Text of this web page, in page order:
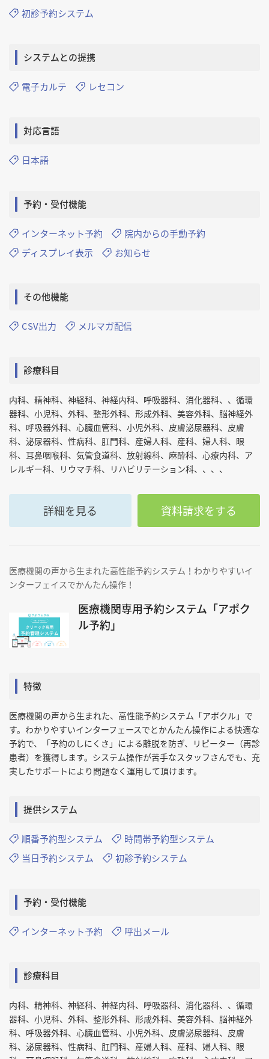
初診予約システム
システムとの提携
電子カルテ レセコン
対応言語
日本語
予約・受付機能
インターネット予約
院内からの手動予約
ディスプレイ表示
お知らせ
その他機能
CSV出力 メルマガ配信
診療科目
内科、精神科、神経科、神経内科、呼吸器科、消化器科、、循環
器科、小児科、外科、整形外科、形成外科、美容外科、脳神経外
科、呼吸器外科、心臓血管科、小児外科、皮膚泌尿器科、皮膚
科、泌尿器科、性病科、肛門科、産婦人科、産科、婦人科、眼
科、耳鼻咽喉科、気管食道科、放射線科、麻酔科、心療内科、ア
レルギー科、リウマチ科、リハビリテーション科、、、、
詳細を見る 資料請求をする
医療機関の声から生まれた高性能予約システム！わかりやすいイ
ンターフェイスでかんたん操作！
医療機関専用予約システム「アポク
ル予約」
特徴
医療機関の声から生まれた、高性能予約システム「アポクル」で
す。わかりやすいインターフェースでとかんたん操作による快適な
予約で、「予約のしにくさ」による離脱を防ぎ、リピーター（再診
患者）を獲得します。システム操作が苦手なスタッフさんでも、充
実したサポートにより問題なく運用して頂けます。
提供システム
順番予約型システム
時間帯予約型システム
当日予約システム
初診予約システム
予約・受付機能
インターネット予約 呼出メール
診療科目
内科、精神科、神経科、神経内科、呼吸器科、消化器科、、循環
器科、小児科、外科、整形外科、形成外科、美容外科、脳神経外
科、呼吸器外科、心臓血管科、小児外科、皮膚泌尿器科、皮膚
科、泌尿器科、性病科、肛門科、産婦人科、産科、婦人科、眼